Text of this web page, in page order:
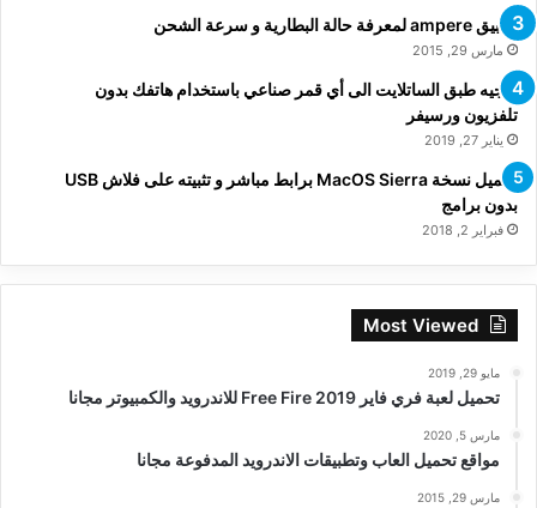
تطبيق ampere لمعرفة حالة البطارية و سرعة الشحن
مارس 29, 2015
توجيه طبق الساتلايت الى أي قمر صناعي باستخدام هاتفك بدون
تلفزيون ورسيفر
يناير 27, 2019
تحميل نسخة MacOS Sierra برابط مباشر و تثبيته على فلاش USB
بدون برامج
فبراير 2, 2018
Most Viewed
مايو 29, 2019
تحميل لعبة فري فاير Free Fire 2019 للاندرويد والكمبيوتر مجانا
مارس 5, 2020
مواقع تحميل العاب وتطبيقات الاندرويد المدفوعة مجانا
مارس 29, 2015